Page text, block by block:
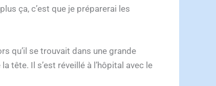
ça, c’est que je préparerai les
qu’il se trouvait dans une grande
tête. Il s’est réveillé à l’hôpital avec le